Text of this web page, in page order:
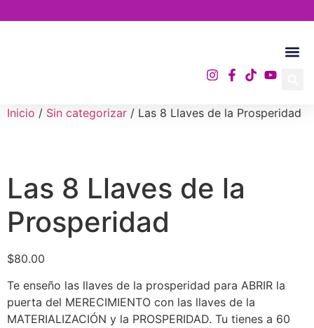
Inicio / Sin categorizar / Las 8 Llaves de la Prosperidad
Las 8 Llaves de la
Prosperidad
$80.00
Te enseño las llaves de la prosperidad para ABRIR la
puerta del MERECIMIENTO con las llaves de la
MATERIALIZACIÓN y la PROSPERIDAD. Tu tienes a 60